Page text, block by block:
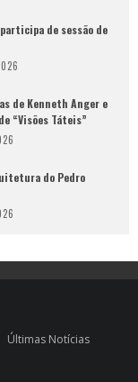
de sessão de
de Kenneth Anger e
“Visões Táteis”
do Pedro
Últimas Notícias